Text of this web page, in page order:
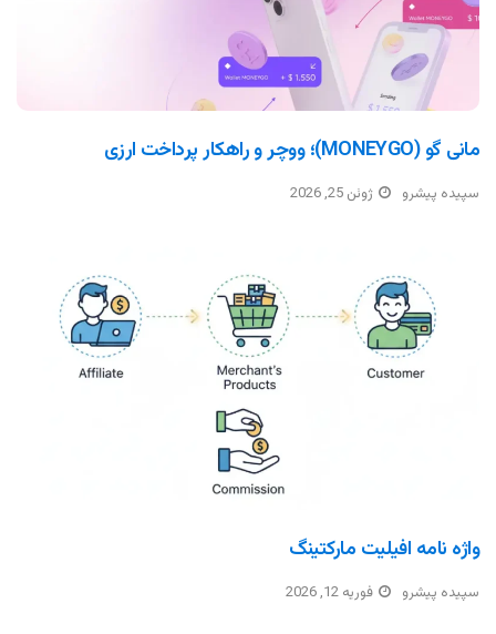
مانی گو (MONEYGO)؛ ووچر و راهکار پرداخت ارزی
سپیده پیشرو ژوئن 25, 2026
واژه نامه افیلیت مارکتینگ
سپیده پیشرو فوریه 12, 2026